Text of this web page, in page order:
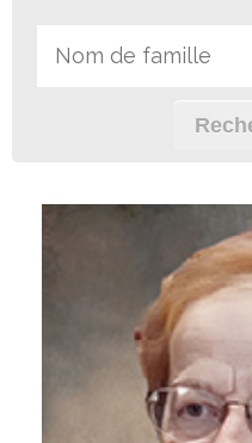
Avis de décès
Liens utiles